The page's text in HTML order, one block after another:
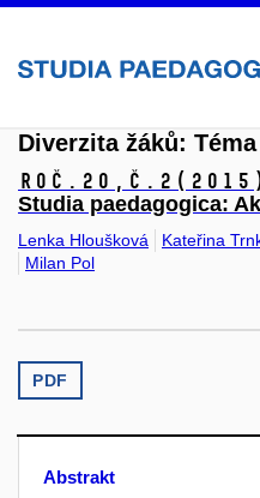
Diverzita žáků:
Roč.20, č.2
Studia paedagogica:
Lenka Hloušková Kateřina
Milan Pol
PDF
Abstrakt